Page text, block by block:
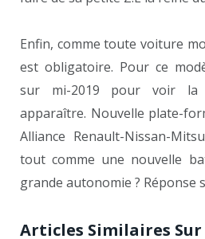
Enfin, comme toute voiture
est obligatoire. Pour ce
sur mi-2019 pour voir la
apparaître. Nouvelle plate-
Alliance Renault-Nissan-
tout comme une nouvelle
grande autonomie ? Réponse
Articles Similaires Sur